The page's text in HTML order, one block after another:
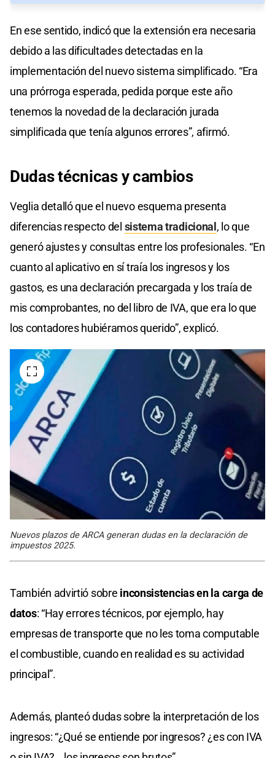
En ese sentido, indicó que la extensión era necesaria
debido a las dificultades detectadas en la
implementación del nuevo sistema simplificado. “Era
una prórroga esperada, pedida porque este año
tenemos la novedad de la declaración jurada
simplificada que tenía algunos errores”, afirmó.
Dudas técnicas ycambios
Veglia detalló que el nuevo esquema presenta
diferencias respecto del sistema tradicional, lo que
generó ajustes y consultas entre los profesionales. “En
cuanto al aplicativo en sí traía los ingresos y los
gastos, es una declaración precargada y los traía de
mis comprobantes, no del libro de IVA, que era lo que
los contadores hubiéramos querido”, explicó.
Nuevos plazos de ARCA generan dudas en la declaración de
impuestos 2025.
También advirtió sobre inconsistencias en la carga de
datos: “Hay errores técnicos, por ejemplo, hay
empresas de transporte que no les toma computable
el combustible, cuando en realidad es su actividad
principal”.
Además, planteó dudas sobre la interpretación de los
ingresos: “¿Qué se entiende por ingresos? ¿es con IVA